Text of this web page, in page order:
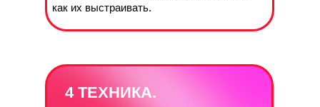
как их выстраивать.
4 ТЕХНИКА.